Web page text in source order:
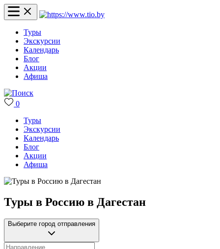
Туры
Экскурсии
Календарь
Блог
Акции
Афиша
0
Туры
Экскурсии
Календарь
Блог
Акции
Афиша
Туры в Россию в Дагестан
Выберите город отправления